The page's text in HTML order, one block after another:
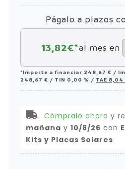
Págalo a plazos
13,82€*al mes en
*Importe a financiar 248,67 € /
248,67 € / TIN 0,00 % / TAE 8,04
Cómpralo ahora y
mañana y 10/8/26 con
Kits y Placas Solares